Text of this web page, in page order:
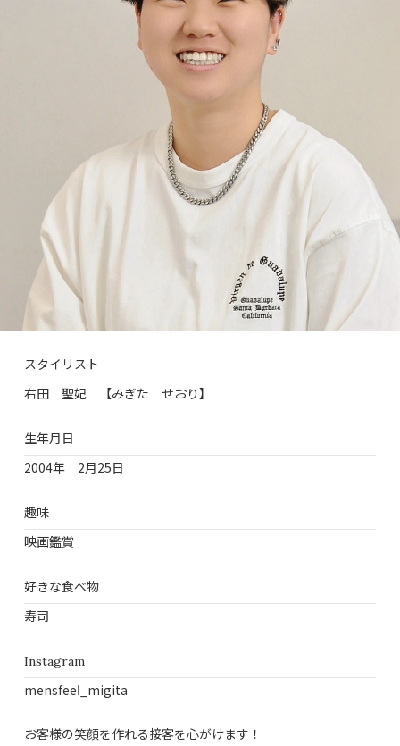
スタイリスト
右田 聖妃 【みぎた せおり】
生年月日
2004年 2月25日
趣味
映画鑑賞
好きな食べ物
寿司
Instagram
mensfeeⅼ_migita
お客様の笑顔を作れる接客を心がけます！